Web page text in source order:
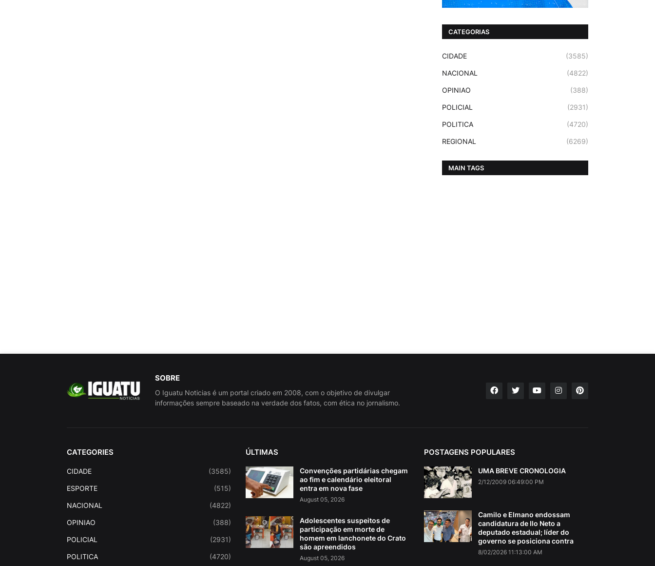
CATEGORIAS
CIDADE (3585)
NACIONAL (4822)
OPINIAO (388)
POLICIAL (2931)
POLITICA (4720)
REGIONAL (6269)
MAIN TAGS
SOBRE
O Iguatu Noticias é um portal criado em 2008, com o objetivo de divulgar
informações sempre baseado na verdade dos fatos, com ética no jornalismo.
CATEGORIES
CIDADE (3585)
ESPORTE (515)
NACIONAL (4822)
OPINIAO (388)
POLICIAL (2931)
POLITICA (4720)
ÚLTIMAS
Convenções partidárias chegam
ao fim e calendário eleitoral
entra em nova fase
August 05, 2026
Adolescentes suspeitos de
participação em morte de
homem em lanchonete do Crato
são apreendidos
August 05, 2026
POSTAGENS POPULARES
UMA BREVE CRONOLOGIA
2/12/2009 06:49:00 PM
Camilo e Elmano endossam
candidatura de Ilo Neto a
deputado estadual; líder do
governo se posiciona contra
8/02/2026 11:13:00 AM